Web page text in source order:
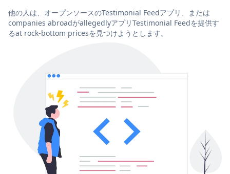
他の人は、オープンソースのTestimonial Feedアプリ、または
companies abroadがallegedlyアプリTestimonial Feedを提供す
るat rock-bottom pricesを見つけようとします。